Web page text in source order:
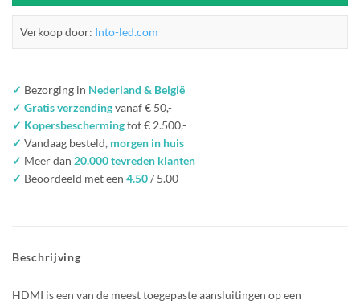
Verkoop door: Into-led.com
✓ Bezorging in Nederland & België
✓ Gratis verzendingvanaf € 50,-
✓ Kopersbeschermingtot € 2.500,-
✓ Vandaag besteld, morgen in huis
✓ Meer dan 20.000 tevreden klanten
✓ Beoordeeld met een 4.50/ 5.00
Beschrijving
HDMI is een van de meest toegepaste aansluitingen op een